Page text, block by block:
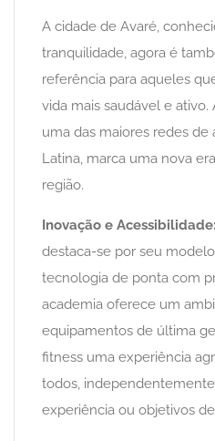
A cidade de Avaré,
tranquilidade, agora é
referência para aqueles
vida mais saudável e ativo.
uma das maiores redes de
Latina, marca uma nova
região.
Inovação e Acessibilidade:
destaca-se por seu
tecnologia de ponta com
academia oferece um
equipamentos de última
fitness uma experiência
todos,
experiência ou objetivos